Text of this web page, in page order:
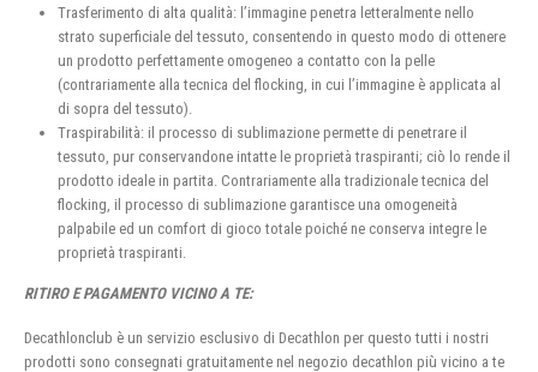
Trasferimento di alta qualità: l’immagine penetra letteralmente nello
strato superficiale del tessuto, consentendo in questo modo di ottenere
un prodotto perfettamente omogeneo a contatto con la pelle
(contrariamente alla tecnica del flocking, in cui l’immagine è applicata al
di sopra del tessuto).
Traspirabilità: il processo di sublimazione permette di penetrare il
tessuto, pur conservandone intatte le proprietà traspiranti; ciò lo rende il
prodotto ideale in partita. Contrariamente alla tradizionale tecnica del
flocking, il processo di sublimazione garantisce una omogeneità
palpabile ed un comfort di gioco totale poiché ne conserva integre le
proprietà traspiranti.
RITIRO E PAGAMENTO VICINO A TE:
Decathlonclub è un servizio esclusivo di Decathlon per questo tutti i nostri
prodotti sono consegnati gratuitamente nel negozio decathlon più vicino a te